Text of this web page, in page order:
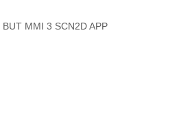
BUT MMI 3 SCN2D APP